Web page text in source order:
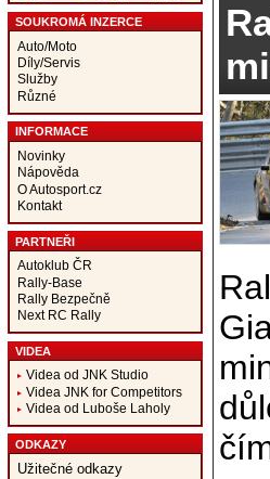
SOUKROMÁ INZERCE
Auto/Moto
Díly/Servis
Služby
Různé
INFORMACE
Novinky
Nápověda
O Autosport.cz
Kontakt
PARTNEŘI
Autoklub ČR
Rally-Base
Rally Bezpečně
Next RC Rally
VIDEA
Videa od JNK Studio
Videa JNK for Competitors
Videa od Luboše Laholy
ODKAZY
Užitečné odkazy